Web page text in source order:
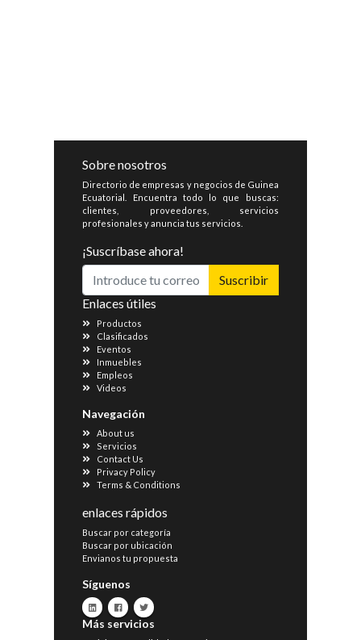
Sobre nosotros
Directorio de empresas y negocios de Guinea
Ecuatorial. Encuentra todo lo que buscas:
clientes, proveedores, servicios
profesionales y anuncia tus servicios.
¡Suscríbase ahora!
Suscribir
Enlaces útiles
Productos
Clasificados
Eventos
Inmuebles
Empleos
Videos
Navegación
About us
Servicios
Contact Us
Privacy Policy
Terms & Conditions
enlaces rápidos
Buscar por categoría
Buscar por ubicación
Envianos tu propuesta
Síguenos
Más servicios